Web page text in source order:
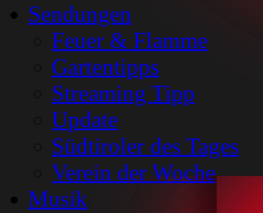
Sendungen
Feuer & Flamme
Gartentipps
Streaming Tipp
Update
Südtiroler des Tages
Verein der Woche
Musik